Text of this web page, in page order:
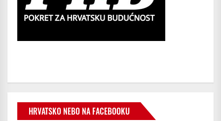
HRVATSKO NEBO NA FACEBOOKU